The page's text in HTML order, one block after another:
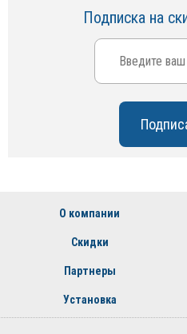
Подписка на
О компании
Скидки
Партнеры
Установка